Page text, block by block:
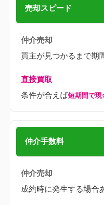
売却スピード
買主が見つかるまで期
条件が合えば短期間で現
仲介手数料
成約時に発生する場合